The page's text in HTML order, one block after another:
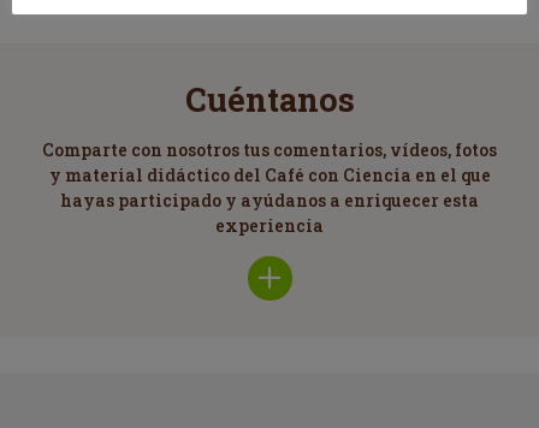
Cuéntanos
Comparte con nosotros tus comentarios, vídeos, fotos
y material didáctico del Café con Ciencia en el que
hayas participado y ayúdanos a enriquecer esta
experiencia